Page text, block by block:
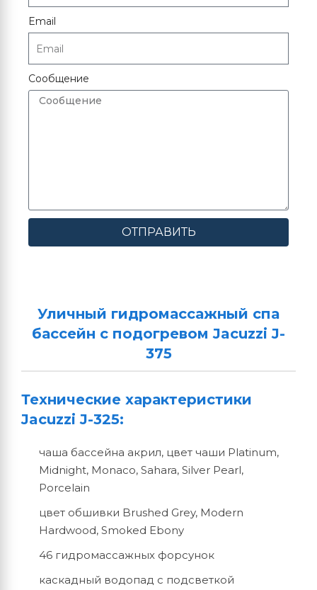
Email
Сообщение
ОТПРАВИТЬ
Уличный гидромассажный спа
бассейн с подогревом Jacuzzi J-
375
Технические характеристики
Jacuzzi J-325:
чаша бассейна акрил, цвет чаши Platinum,
Midnight, Monaco, Sahara, Silver Pearl,
Porcelain
цвет обшивки Brushed Grey, Modern
Hardwood, Smoked Ebony
46 гидромассажных форсунок
каскадный водопад с подсветкой